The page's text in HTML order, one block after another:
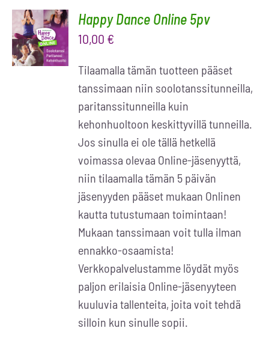
LISÄÄ
OSTOSKORIIN
/
LISÄTIEDOT
Happy Dance Online 5pv
10,00 €
Tilaamalla tämän tuotteen pääset
tanssimaan niin soolotanssitunneilla,
paritanssitunneilla kuin
kehonhuoltoon keskittyvillä tunneilla.
Jos sinulla ei ole tällä hetkellä
voimassa olevaa Online-jäsenyyttä,
niin tilaamalla tämän 5 päivän
jäsenyyden pääset mukaan Onlinen
kautta tutustumaan toimintaan!
Mukaan tanssimaan voit tulla ilman
ennakko-osaamista!
Verkkopalvelustamme löydät myös
paljon erilaisia Online-jäsenyyteen
kuuluvia tallenteita, joita voit tehdä
silloin kun sinulle sopii.